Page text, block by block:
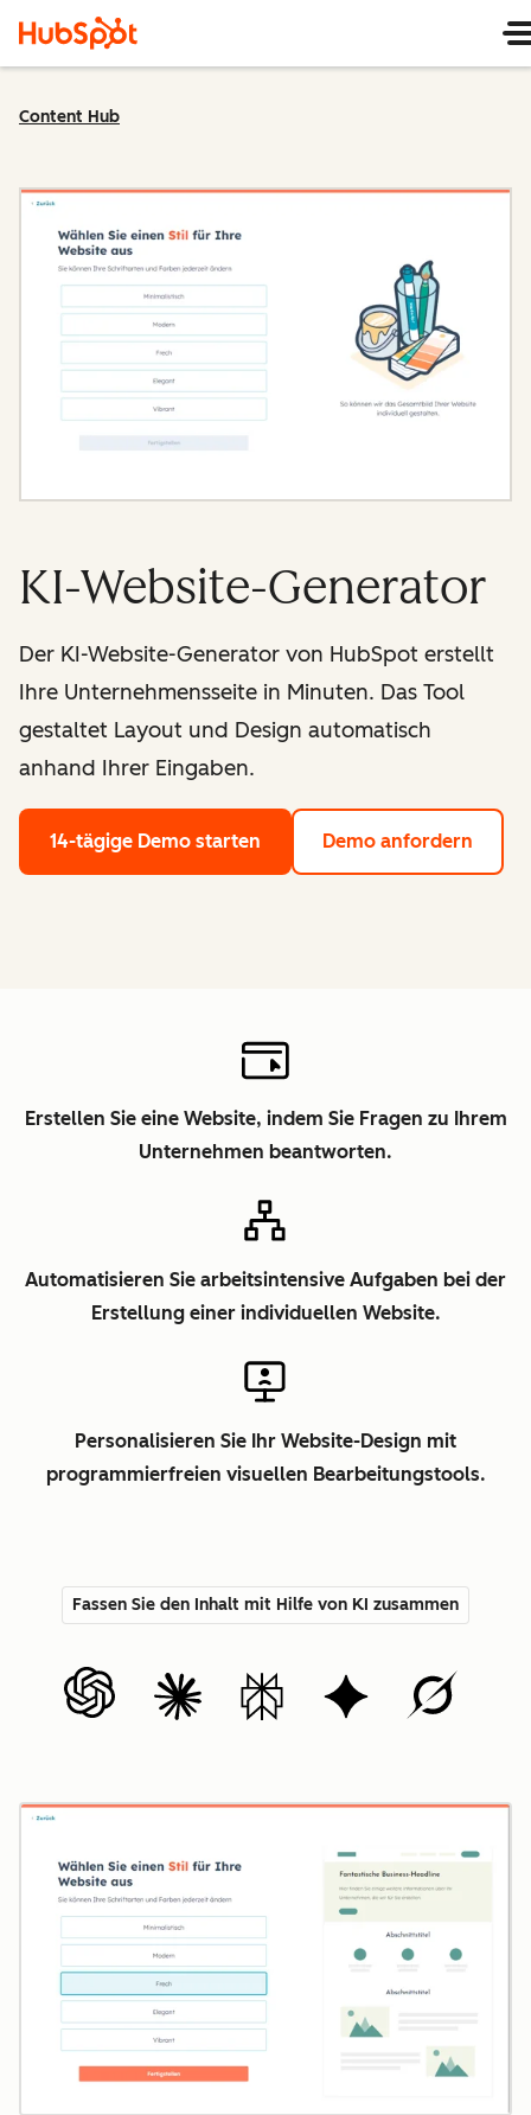
Content Hub
KI-Website-Generator
Der KI-Website-Generator von HubSpot erstellt
Ihre Unternehmensseite in Minuten. Das Tool
gestaltet Layout und Design automatisch
anhand Ihrer Eingaben.
14-tägige Demo starten Demo anfordern
Erstellen Sie eine Website, indem Sie Fragen zu Ihrem
Unternehmen beantworten.
Automatisieren Sie arbeitsintensive Aufgaben bei der
Erstellung einer individuellen Website.
Personalisieren Sie Ihr Website-Design mit
programmierfreien visuellen Bearbeitungstools.
Fassen Sie den Inhalt mit Hilfe von KI zusammen